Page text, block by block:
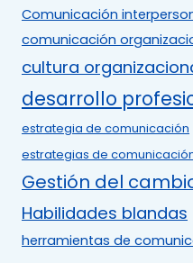
Comunicación
comunicación
cultura
desarrollo
estrategia de comunicación
estrategias de
Gestión del
Habilidades blandas
herramientas de